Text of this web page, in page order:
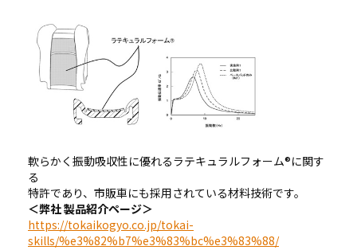
軟らかく振動吸収性に優れるラテキュラルフォーム®に関す
る
特許であり、市販車にも採用されている材料技術です。
＜弊社 製品紹介ページ＞
https://tokaikogyo.co.jp/tokai-
skills/%e3%82%b7%e3%83%bc%e3%83%88/